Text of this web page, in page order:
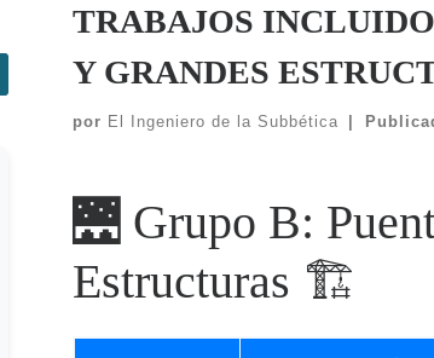
TRABAJOS
Y GRANDES
por El Ingeniero de la Subbética |
🌉 Grupo B:
Estructuras 🏗️
Buscar …